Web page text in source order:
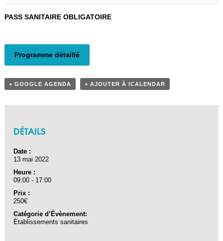
Navigation Évènement
PASS SANITAIRE OBLIGATOIRE
Programme détaillé
+ GOOGLE AGENDA + AJOUTER À ICALENDAR
DÉTAILS
Date :
13 mai 2022
Heure :
09:00 - 17:00
Prix :
250€
Catégorie d’Évènement:
Établissements sanitaires